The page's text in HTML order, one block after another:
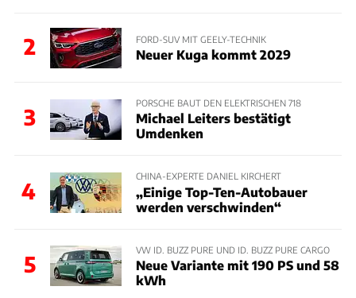
2 FORD-SUV MIT GEELY-TECHNIK
Neuer Kuga kommt 2029
3
PORSCHE BAUT DEN ELEKTRISCHEN 718
Michael Leiters bestätigt
Umdenken
4
CHINA-EXPERTE DANIEL KIRCHERT
„Einige Top-Ten-Autobauer
werden verschwinden“
5
VW ID. BUZZ PURE UND ID. BUZZ PURE CARGO
Neue Variante mit 190 PS und 58
kWh